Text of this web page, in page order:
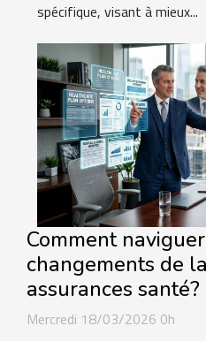
spécifique, visant à mieux...
Comment
changements de
assurances santé?
Mercredi 18/03/2026 0h